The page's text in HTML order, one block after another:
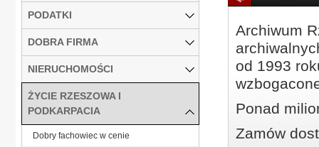
Archiwum
od 1993
Ponad
Zamów
PODATKI
DOBRA FIRMA
NIERUCHOMOŚCI
ŻYCIE RZESZOWA I
PODKARPACIA
Dobry fachowiec w cenie